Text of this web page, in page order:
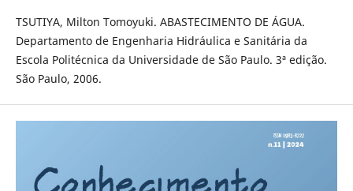
TSUTIYA, Milton Tomoyuki. ABASTECIMENTO DE ÁGUA.
Departamento de Engenharia Hidráulica e Sanitária da
Escola Politécnica da Universidade de São Paulo. 3ª edição.
São Paulo, 2006.